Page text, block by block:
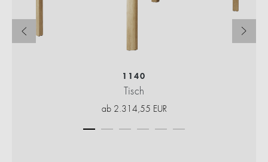
1140
Tisch
ab 2.314,55 EUR